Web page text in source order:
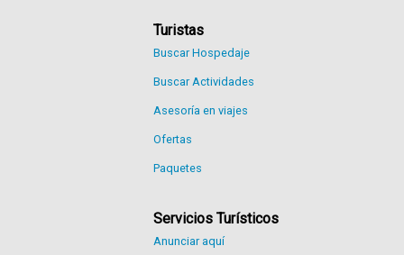
Turistas
Buscar Hospedaje
Buscar Actividades
Asesoría en viajes
Ofertas
Paquetes
Servicios Turísticos
Anunciar aquí